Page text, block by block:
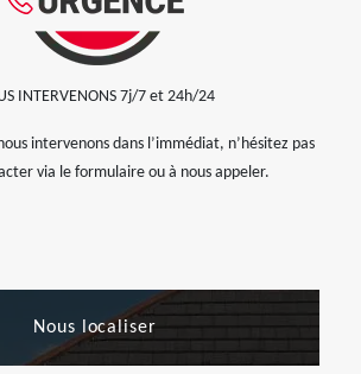
INTERVENONS 7j/7 et 24h/24
intervenons dans l’immédiat, n’hésitez pas
via le formulaire ou à nous appeler.
Nous localiser